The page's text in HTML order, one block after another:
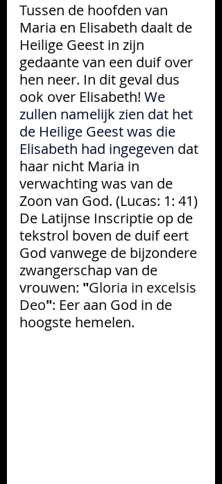
Tussen de hoofden van
Maria en Elisabeth daalt de
Heilige Geest in zijn
gedaante van een duif over
hen neer. In dit geval dus
ook over Elisabeth! We
zullen namelijk zien dat het
de Heilige Geest was die
Elisabeth had ingegeven dat
haar nicht Maria in
verwachting was van de
Zoon van God. (Lucas: 1: 41)
De Latijnse Inscriptie op de
tekstrol boven de duif eert
God vanwege de bijzondere
zwangerschap van de
vrouwen: "Gloria in excelsis
Deo": Eer aan God in de
hoogste hemelen.